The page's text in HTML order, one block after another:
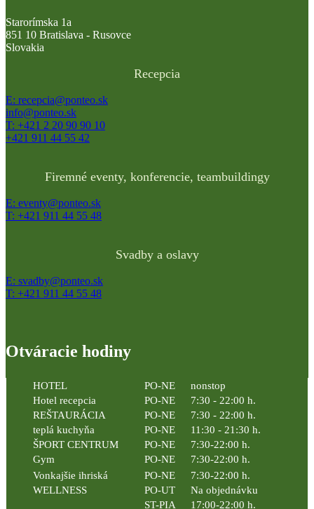
Starorímska 1a
851 10 Bratislava - Rusovce
Slovakia
Recepcia
E: recepcia@ponteo.sk
info@ponteo.sk
T: +421 2 20 90 90 10
+421 911 44 55 42
Firemné eventy, konferencie, teambuildingy
E: eventy@ponteo.sk
T: +421 911 44 55 48
Svadby a oslavy
E: svadby@ponteo.sk
T: +421 911 44 55 48
Otváracie hodiny
HOTEL PO-NE
nonstop
Hotel recepcia
PO-NE
7:30 - 22:00 h.
REŠTAURÁCIA
PO-NE
7:30 - 22:00 h.
teplá kuchyňa
PO-NE
11:30 - 21:30 h.
ŠPORT CENTRUM
PO-NE
7:30-22:00 h.
Gym
PO-NE
7:30-22:00 h.
Vonkajšie ihriská
PO-NE
7:30-22:00 h.
WELLNESS
PO-UT
Na objednávku
ST-PIA
17:00-22:00 h.